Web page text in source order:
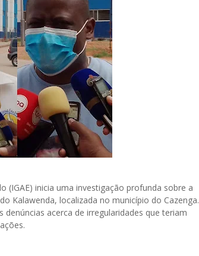
(IGAE) inicia uma investigação profunda sobre a
Kalawenda, localizada no município do Cazenga.
acerca de irregularidades que teriam